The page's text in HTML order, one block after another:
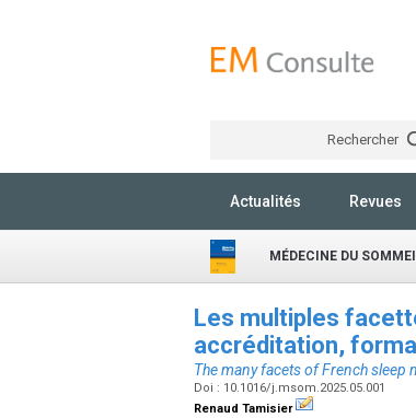
Rechercher
Actualités Revues
MÉDECINE DU
Les multiples
accréditation,
The many facets of French sleep
Doi : 10.1016/j.msom.2025.05.001
Renaud Tamisier